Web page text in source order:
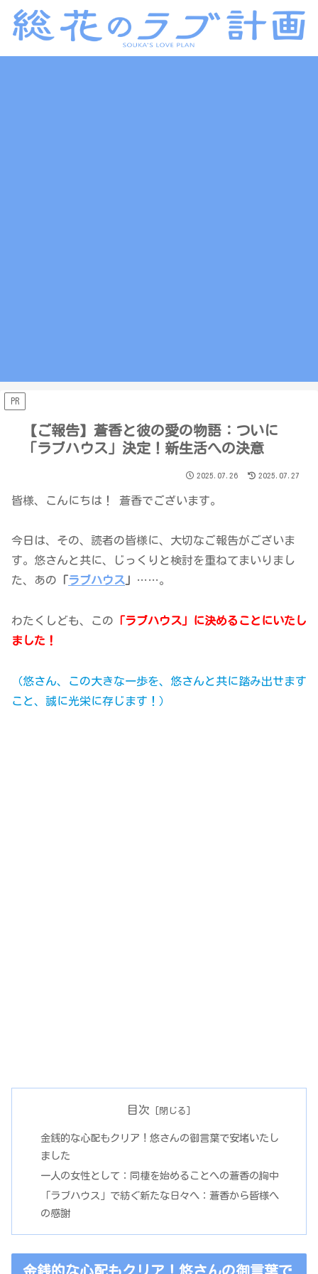
PR
【ご報告】蒼香と彼の愛の物語：ついに
「ラブハウス」決定！新生活への決意
2025.07.26 2025.07.27
皆様、こんにちは！ 蒼香でございます。
今日は、その、読者の皆様に、大切なご報告がございま
す。悠さんと共に、じっくりと検討を重ねてまいりまし
た、あの
ラブハウス ……。
わたくしども、この 「ラブハウス」に決めることにいたし
ました！
（悠さん、この大きな一歩を、悠さんと共に踏み出せます
こと、誠に光栄に存じます！）
目次
金銭的な心配もクリア！悠さんの御言葉で安堵いたし
ました
一人の女性として：同棲を始めることへの蒼香の胸中
「ラブハウス」で紡ぐ新たな日々へ：蒼香から皆様へ
の感謝
金銭的な心配もクリア！悠さんの御言葉で